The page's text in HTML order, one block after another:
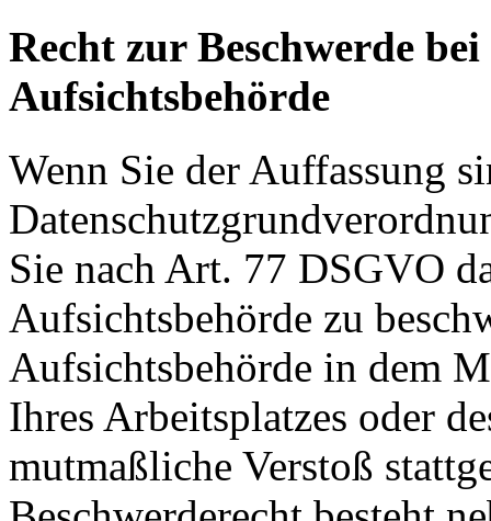
Recht zur Beschwerde
Aufsichtsbehörde
Wenn Sie der Auffassung
Sie nach Art. 77 DSGVO
Aufsichtsbehörde zu
Aufsichtsbehörde in dem
Ihres Arbeitsplatzes oder
mutmaßliche Verstoß